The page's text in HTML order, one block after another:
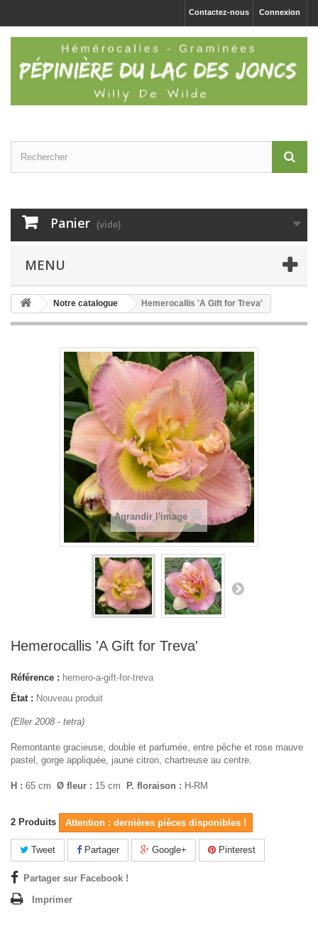
Connexion
Contactez-nous
Panier (vide)
MENU
Notre catalogue Hemerocallis 'A Gift for Treva'
Agrandir l'image
Hemerocallis 'A Gift for Treva'
Référence : hemero-a-gift-for-treva
État : Nouveau produit
(Eller 2008 - tetra)
Remontante gracieuse, double et parfumée, entre pêche et rose mauve
pastel, gorge appliquée, jaune citron, chartreuse au centre.
H : 65 cm Ø fleur : 15 cm P. floraison : H-RM
2 Produits Attention : dernières pièces disponibles !
Tweet Partager Google+ Pinterest
Partager sur Facebook !
Imprimer